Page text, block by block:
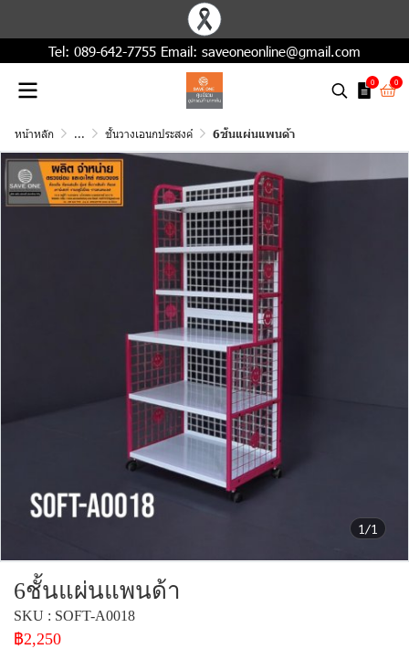
Tel: 089-642-7755 Email: saveoneonline@gmail.com
0 0
หน้าหลัก ... ชั้นวางเอนกประสงค์ 6ชั้นแผ่นแพนด้า
1/1
6ชั้นแผ่นแพนด้า
SKU : SOFT-A0018
฿2,250